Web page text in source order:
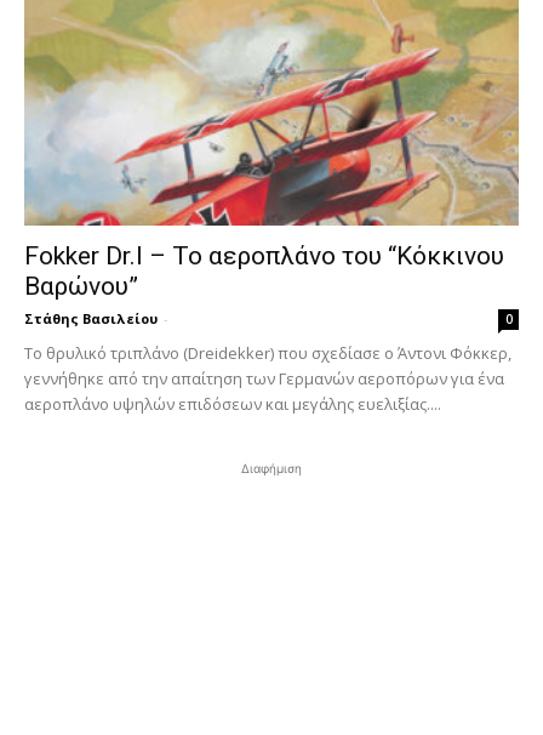
Fokker Dr.I – To αεροπλάνο του “Κόκκινου
Βαρώνου”
Στάθης Βασιλείου - 0
Tο θρυλικό τριπλάνο (Dreidekker) που σχεδίασε ο Άντονι Φόκκερ,
γεννήθηκε από την απαίτηση των Γερμανών αεροπόρων για ένα
αεροπλάνο υψηλών επιδόσεων και μεγάλης ευελιξίας....
Διαφήμιση